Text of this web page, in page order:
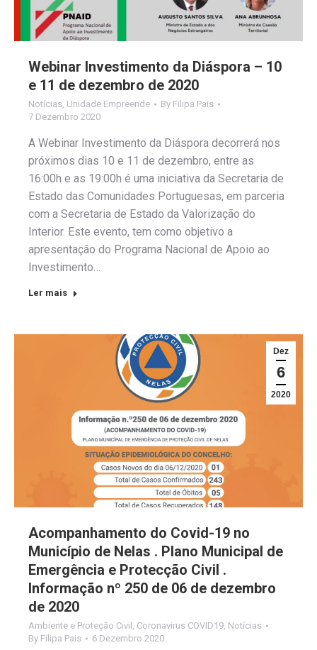
Webinar Investimento da Diáspora – 10
e 11 de dezembro de 2020
Notícias Unidade Empreende By Filipa Pais
7 Dezembro 2020
A Webinar Investimento da Diáspora decorrerá nos
próximos dias 10 e 11 de dezembro, entre as
16:00h e as 19:00h é uma iniciativa da Secretaria de
Estado das Comunidades Portuguesas, em parceria
com a Secretaria de Estado da Valorização do
Interior. Este evento, tem como objetivo a
apresentação do Programa Nacional de Apoio ao
Investimento…
Ler mais
Dez
6
2020
Acompanhamento do Covid-19 no
Município de Nelas . Plano Municipal de
Emergência e Protecção Civil .
Informação nº 250 de 06 de dezembro
de 2020
Ambiente e Proteção Civil Coronavirus COVID19 Notícias
By Filipa Pais 6 Dezembro 2020